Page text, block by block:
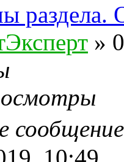
раздела.
»